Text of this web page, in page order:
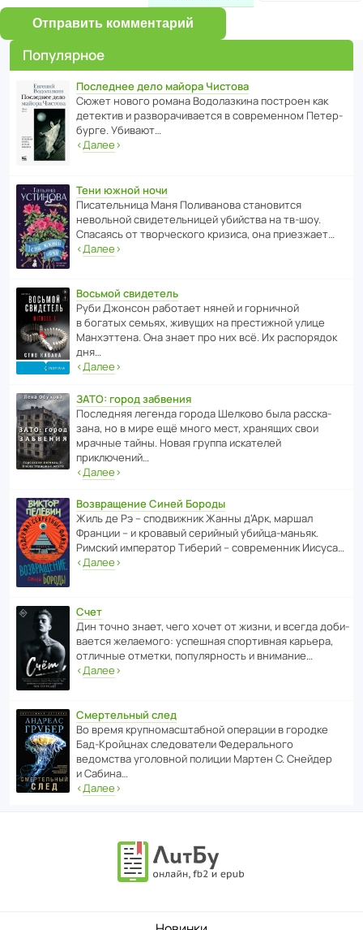
Отправить комментарий
Популярное
Последнее дело майора Чистова
Сюжет нового романа Водо­ла­з­кина пост­роен как
дете­ктив и разво­ра­чи­ва­ется в совре­менном Пете­р­
бурге. Убивают…
‹Далее›
Тени южной ночи
Писа­тель­ница Маня Поли­ва­нова стано­вится
невольной свиде­тель­ницей убийства на тв-шоу.
Спасаясь от твор­че­с­кого кризиса, она приезжает…
‹Далее›
Восьмой свидетель
Руби Джонсон рабо­тает няней и горни­чной
в богатых семьях, живущих на прес­ти­жной улице
Манх­эт­тена. Она знает про них всё. Их распо­рядок
дня…
‹Далее›
ЗАТО: город забвения
После­дняя легенда города Шелково была расска­
зана, но в мире ещё много мест, хранящих свои
мрачные тайны. Новая группа иска­телей
приключений…
‹Далее›
Возвращение Синей Бороды
Жиль де Рэ – спод­ви­жник Жанны д’Арк, маршал
Франции – и кровавый серийный убийца-маньяк.
Римский импе­ратор Тиберий – совре­менник Иисуса…
‹Далее›
Счет
Дин точно знает, чего хочет от жизни, и всегда доби­
ва­ется жела­е­мого: успе­шная спор­ти­вная карьера,
отли­чные отметки, попу­ля­р­ность и внимание…
‹Далее›
Смертельный след
Во время круп­но­мас­ш­та­бной операции в городке
Бад‑Крой­цнах следо­ва­тели Феде­раль­ного
ведомства уголо­вной полиции Мартен С. Снейдер
и Сабина…
‹Далее›